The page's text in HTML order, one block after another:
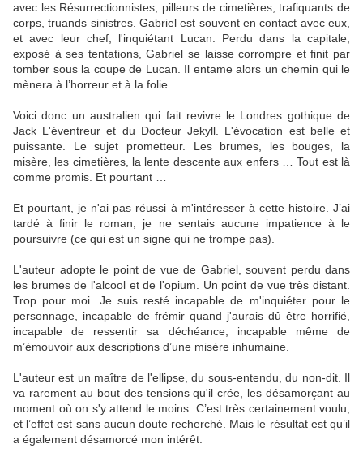
avec les Résurrectionnistes, pilleurs de cimetières, trafiquants de
corps, truands sinistres. Gabriel est souvent en contact avec eux,
et avec leur chef, l'inquiétant Lucan. Perdu dans la capitale,
exposé à ses tentations, Gabriel se laisse corrompre et finit par
tomber sous la coupe de Lucan. Il entame alors un chemin qui le
mènera à l’horreur et à la folie.
Voici donc un australien qui fait revivre le Londres gothique de
Jack L'éventreur et du Docteur Jekyll. L'évocation est belle et
puissante. Le sujet prometteur. Les brumes, les bouges, la
misère, les cimetières, la lente descente aux enfers … Tout est là
comme promis. Et pourtant …
Et pourtant, je n'ai pas réussi à m'intéresser à cette histoire. J’ai
tardé à finir le roman, je ne sentais aucune impatience à le
poursuivre (ce qui est un signe qui ne trompe pas).
L'auteur adopte le point de vue de Gabriel, souvent perdu dans
les brumes de l'alcool et de l'opium. Un point de vue très distant.
Trop pour moi. Je suis resté incapable de m'inquiéter pour le
personnage, incapable de frémir quand j'aurais dû être horrifié,
incapable de ressentir sa déchéance, incapable même de
m’émouvoir aux descriptions d’une misère inhumaine.
L'auteur est un maître de l'ellipse, du sous-entendu, du non-dit. Il
va rarement au bout des tensions qu'il crée, les désamorçant au
moment où on s'y attend le moins. C’est très certainement voulu,
et l’effet est sans aucun doute recherché. Mais le résultat est qu’il
a également désamorcé mon intérêt.